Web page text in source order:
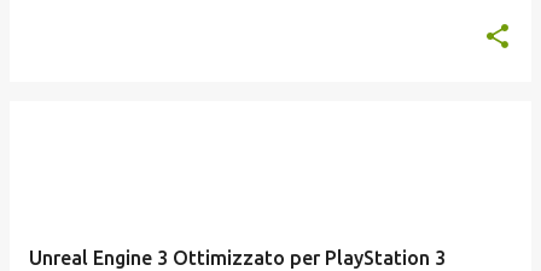
Unreal Engine 3 Ottimizzato per PlayStation 3